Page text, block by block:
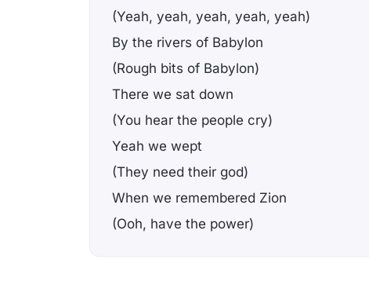
(Yeah, yeah, yeah, yeah, yeah)
By the rivers of Babylon
(Rough bits of Babylon)
There we sat down
(You hear the people cry)
Yeah we wept
(They need their god)
When we remembered Zion
(Ooh, have the power)